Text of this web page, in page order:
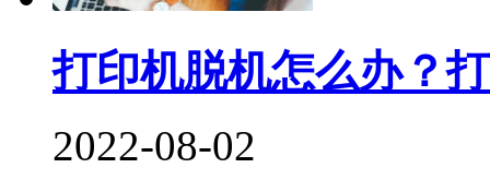
打印机脱机怎么办？
2022-08-02